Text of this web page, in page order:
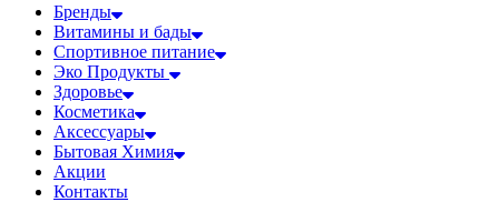
Бренды
Витамины и бады
Спортивное питание
Эко Продукты
Здоровье
Косметика
Аксессуары
Бытовая Химия
Акции
Контакты